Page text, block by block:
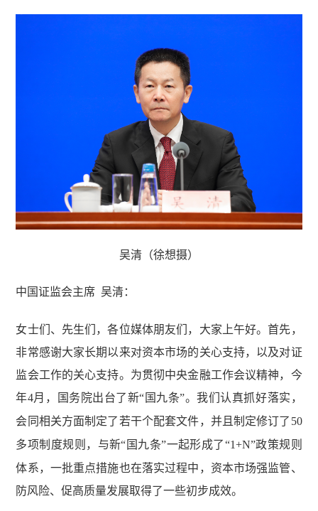
吴清（徐想摄）
中国证监会主席 吴清：
女士们、先生们，各位媒体朋友们，大家上午好。首先，
非常感谢大家长期以来对资本市场的关心支持，以及对证
监会工作的关心支持。为贯彻中央金融工作会议精神，今
年4月，国务院出台了新“国九条”。我们认真抓好落实，
会同相关方面制定了若干个配套文件，并且制定修订了 50
多项制度规则，与新“国九条”一起形成了“1+N”政策规则
体系，一批重点措施也在落实过程中，资本市场强监管、
防风险、促高质量发展取得了一些初步成效。